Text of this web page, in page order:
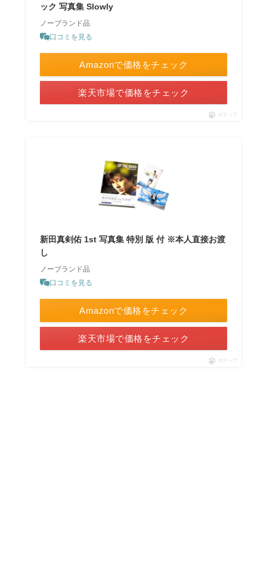
ック 写真集 Slowly
ノーブランド品
口コミを見る
Amazonで価格をチェック
楽天市場で価格をチェック
ポチップ
新田真剣佑 1st 写真集 特別 版 付 ※本人直接お渡
し
ノーブランド品
口コミを見る
Amazonで価格をチェック
楽天市場で価格をチェック
ポチップ